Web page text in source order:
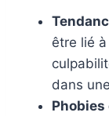
être lié
dans